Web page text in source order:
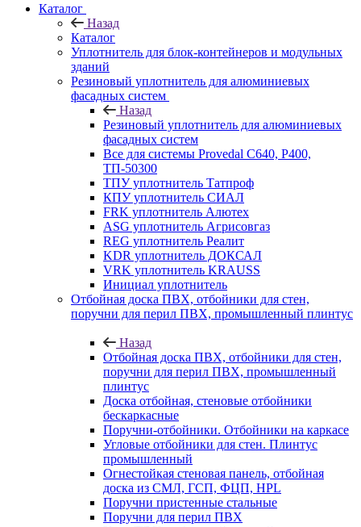
Каталог
Назад
Каталог
Уплотнитель для блок-контейнеров и модульных
зданий
Резиновый уплотнитель для алюминиевых
фасадных систем
Назад
Резиновый уплотнитель для алюминиевых
фасадных систем
Все для системы Provedal С640, Р400,
ТП-50300
ТПУ уплотнитель Татпроф
КПУ уплотнитель СИАЛ
FRK уплотнитель Алютех
ASG уплотнитель Агрисовгаз
REG уплотнитель Реалит
KDR уплотнитель ДОКСАЛ
VRK уплотнитель KRAUSS
Инициал уплотнитель
Отбойная доска ПВХ, отбойники для стен,
поручни для перил ПВХ, промышленный плинтус
Назад
Отбойная доска ПВХ, отбойники для стен,
поручни для перил ПВХ, промышленный
плинтус
Доска отбойная, стеновые отбойники
бескаркасные
Поручни-отбойники. Отбойники на каркасе
Угловые отбойники для стен. Плинтус
промышленный
Огнестойкая стеновая панель, отбойная
доска из СМЛ, ГСП, ФЦП, HPL
Поручни пристенные стальные
Поручни для перил ПВХ